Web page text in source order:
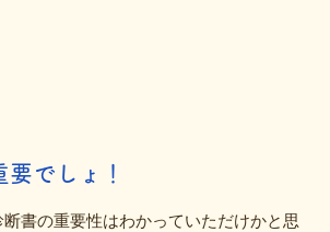
でしょ！
書の重要性はわかっていただけかと思